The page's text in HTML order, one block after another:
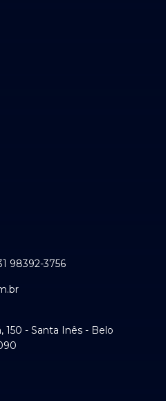
98392-3756
150 - Santa Inês - Belo